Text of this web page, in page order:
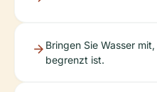
Bringen Sie Wasser
begrenzt ist.